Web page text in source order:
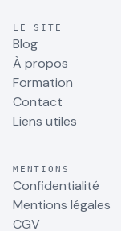
LE SITE
Blog
À propos
Formation
Contact
Liens utiles
MENTIONS
Confidentialité
Mentions légales
CGV